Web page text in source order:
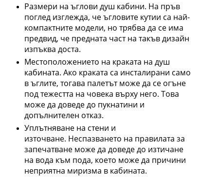
Размери на ъглови душ кабини. На пръв
поглед изглежда, че ъгловите кутии са най-
компактните модели, но трябва да се има
предвид, че предната част на такъв дизайн
изпъква доста.
Местоположението на краката на душ
кабината. Ако краката са инсталирани само
в ъглите, тогава палетът може да се огъне
под тежестта на човека върху него. Това
може да доведе до пукнатини и
допълнителен отказ.
Уплътняване на стени и
източване. Неспазването на правилата за
запечатване може да доведе до изтичане
на вода към пода, което може да причини
неприятна миризма в кабината.